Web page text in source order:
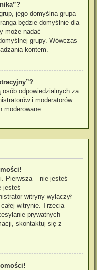
jego domyślna grupa
będzie domyślnie dla
może nadać
grupy. Wówczas
kontem.
odpowiedzialnych za
i moderatorów
moderowane.
Pierwsza – nie jesteś
jesteś
witryny wyłączył
witrynie. Trzecia –
prywatnych
skontaktuj się z